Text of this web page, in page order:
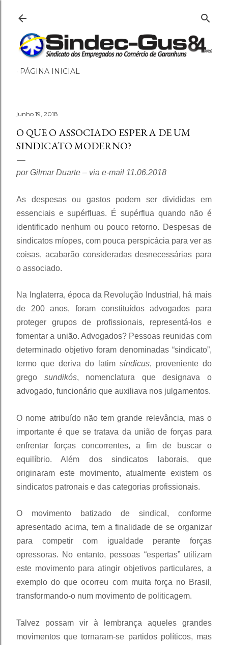
PÁGINA INICIAL
junho 19, 2018
O QUE O ASSOCIADO ESPERA DE UM
SINDICATO MODERNO?
por Gilmar Duarte – via e-mail 11.06.2018
As despesas ou gastos podem ser divididas em
essenciais e supérfluas. É supérflua quando não é
identificado nenhum ou pouco retorno. Despesas de
sindicatos míopes, com pouca perspicácia para ver as
coisas, acabarão consideradas desnecessárias para
o associado.
Na Inglaterra, época da Revolução Industrial, há mais
de 200 anos, foram constituídos advogados para
proteger grupos de profissionais, representá-los e
fomentar a união. Advogados? Pessoas reunidas com
determinado objetivo foram denominadas “sindicato”,
termo que deriva do latim sindicus, proveniente do
grego sundikós, nomenclatura que designava o
advogado, funcionário que auxiliava nos julgamentos.
O nome atribuído não tem grande relevância, mas o
importante é que se tratava da união de forças para
enfrentar forças concorrentes, a fim de buscar o
equilíbrio. Além dos sindicatos laborais, que
originaram este movimento, atualmente existem os
sindicatos patronais e das categorias profissionais.
O movimento batizado de sindical, conforme
apresentado acima, tem a finalidade de se organizar
para competir com igualdade perante forças
opressoras. No entanto, pessoas “espertas” utilizam
este movimento para atingir objetivos particulares, a
exemplo do que ocorreu com muita força no Brasil,
transformando-o num movimento de politicagem.
Talvez possam vir à lembrança aqueles grandes
movimentos que tornaram-se partidos políticos, mas